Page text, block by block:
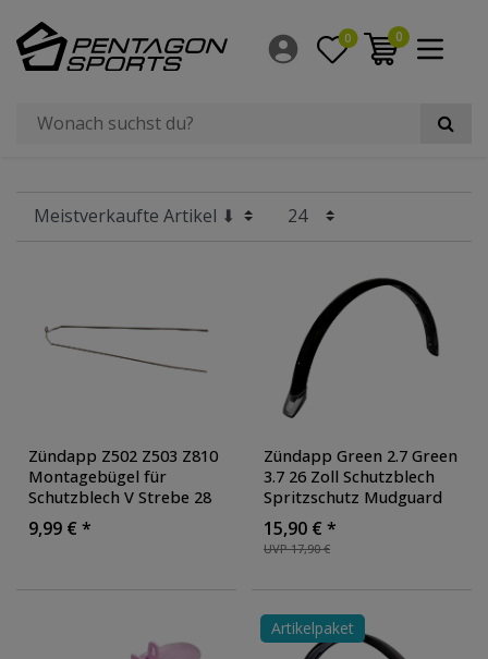
0 0
Filter
×
Zündapp Z502 Z503 Z810
Montagebügel für
Schutzblech V Strebe 28
Zoll Fahrrad
Schutzbleche 360 mm
9,99 € *
Zündapp Green 2.7 Green
3.7 26 Zoll Schutzblech
Spritzschutz Mudguard
Schmutzfänger
Fahrradschutzblech
Cityrad, Ausführung:
UVP 17,90 €
15,90 € *
Artikelpaket